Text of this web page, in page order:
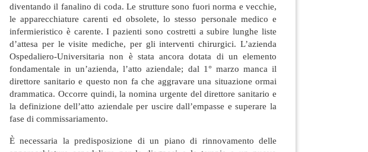
diventando il fanalino di coda. Le strutture sono fuori norma e vecchie,
le apparecchiature carenti ed obsolete, lo stesso personale medico e
infermieristico è carente. I pazienti sono costretti a subire lunghe liste
d’attesa per le visite mediche, per gli interventi chirurgici. L’azienda
Ospedaliero-Universitaria non è stata ancora dotata di un elemento
fondamentale in un’azienda, l’atto aziendale; dal 1° marzo manca il
direttore sanitario e questo non fa che aggravare una situazione ormai
drammatica. Occorre quindi, la nomina urgente del direttore sanitario e
la definizione dell’atto aziendale per uscire dall’empasse e superare la
fase di commissariamento.
È necessaria la predisposizione di un piano di rinnovamento delle